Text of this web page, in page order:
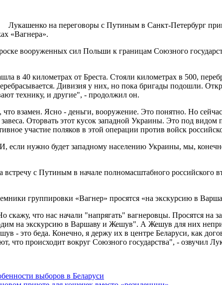
Лукашенко на переговоры с Путиным в Санкт-Петербург
«Вагнера».
вооруженных сил Польши к границам Союзного
в 40 километрах от Бреста. Стояли километрах в 500,
Дивизия у них, но пока бригады подошли.
технику, и другие", - продолжил он.
взамен. Ясно - деньги, вооружение. Это понятно. Но
Оторвать этот кусок западной Украины. Это под
участие поляков в этой операции против войск
если нужно будет западному населению Украины, мы,
с Путиным в начале полномасштабного российского
группировки «Вагнер» просятся «на экскурсию в
скажу, что нас начали "напрягать" вагнеровцы. Просятся
на экскурсию в Варшаву и Жешув". А Жешув для них
- это беда. Конечно, я держу их в центре Беларуси, как
что происходит вокруг Союзного государства", - озвучил
выборов в Беларуси